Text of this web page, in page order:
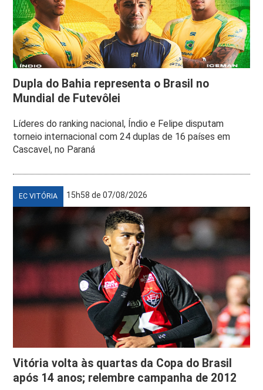
Dupla do Bahia representa o Brasil no
Mundial de Futevôlei
Líderes do ranking nacional, Índio e Felipe disputam
torneio internacional com 24 duplas de 16 países em
Cascavel, no Paraná
EC VITÓRIA 15h58 de 07/08/2026
Vitória volta às quartas da Copa do Brasil
após 14 anos; relembre campanha de 2012